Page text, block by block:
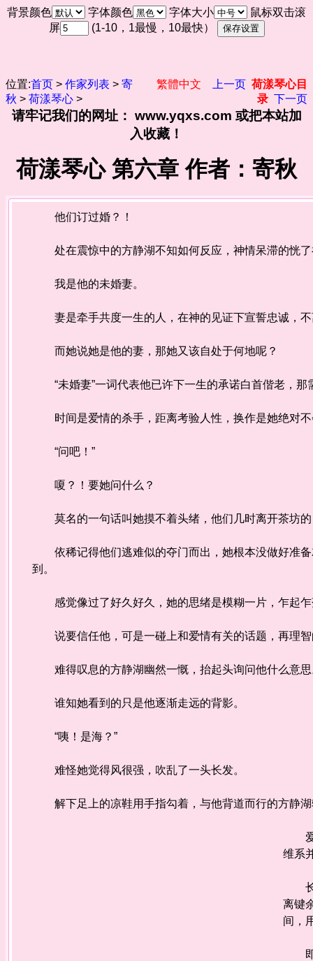
背景颜色 字体颜色 字体大小
鼠标双击滚
屏
(1-10，1最慢，10最快）
位置:首页 > 作家列表 > 寄
秋 > 荷漾琴心 >
繁體中文 上一页 荷漾琴心目
录 下一页
请牢记我们的网址： www.yqxs.com 或把本站加
入收藏！
荷漾琴心 第六章 作者：寄秋
他们订过婚？！
处在震惊中的方静湖不知如何反应，神情呆滞的恍
我是他的未婚妻。
妻是牵手共度一生的人，在神的见证下宣誓忠诚，
而她说她是他的妻，那她又该自处于何地呢？
“未婚妻”一词代表他已许下一生的承诺白首偕老，
时间是爱情的杀手，距离考验人性，换作是她绝对
“问吧！”
嗄？！要她问什么？
莫名的一句话叫她摸不着头绪，他们几时离开茶坊
依稀记得他们逃难似的夺门而出，她根本没做好准备
到。
感觉像过了好久好久，她的思绪是模糊一片，乍起
说要信任他，可是一碰上和爱情有关的话题，再理
难得叹息的方静湖幽然一慨，抬起头询问他什么意
谁知她看到的只是他逐渐走远的背影。
“咦！是海？”
难怪她觉得风很强，吹乱了一头长发。
解下足上的凉鞋用手指勾着，与他背道而行的方静
爱
维系
长
离键
间，
即